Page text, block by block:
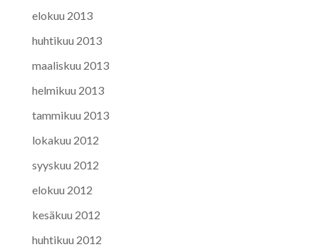
elokuu 2013
huhtikuu 2013
maaliskuu 2013
helmikuu 2013
tammikuu 2013
lokakuu 2012
syyskuu 2012
elokuu 2012
kesäkuu 2012
huhtikuu 2012